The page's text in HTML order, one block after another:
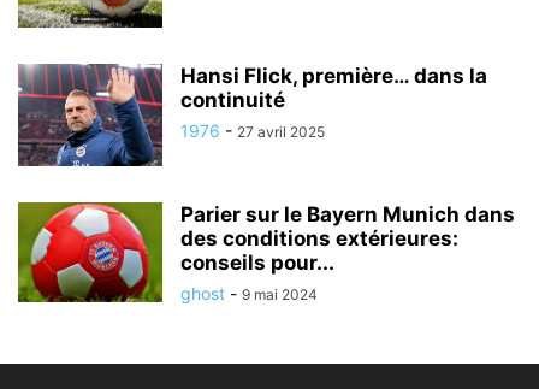
Hansi Flick, première… dans la
continuité
1976 - 27 avril 2025
Parier sur le Bayern Munich dans
des conditions extérieures:
conseils pour...
ghost - 9 mai 2024